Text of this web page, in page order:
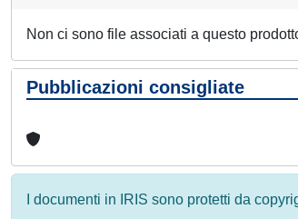
Non ci sono file associati a questo
Pubblicazioni consigliate
I documenti in IRIS sono protetti da